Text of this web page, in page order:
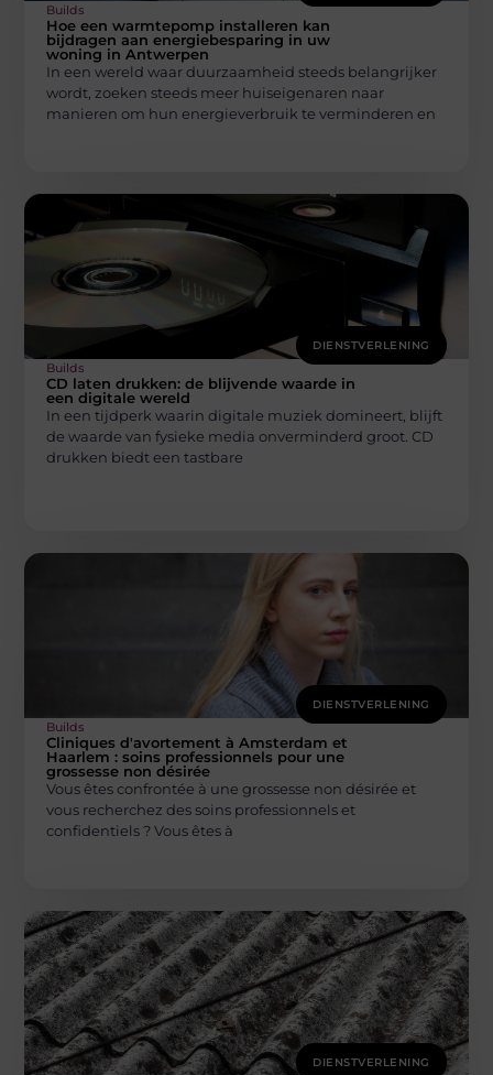
Builds
Hoe een warmtepomp installeren kan
bijdragen aan energiebesparing in uw
woning in Antwerpen
In een wereld waar duurzaamheid steeds belangrijker
wordt, zoeken steeds meer huiseigenaren naar
manieren om hun energieverbruik te verminderen en
DIENSTVERLENING
Builds
CD laten drukken: de blijvende waarde in
een digitale wereld
In een tijdperk waarin digitale muziek domineert, blijft
de waarde van fysieke media onverminderd groot. CD
drukken biedt een tastbare
DIENSTVERLENING
Builds
Cliniques d'avortement à Amsterdam et
Haarlem : soins professionnels pour une
grossesse non désirée
Vous êtes confrontée à une grossesse non désirée et
vous recherchez des soins professionnels et
confidentiels ? Vous êtes à
DIENSTVERLENING